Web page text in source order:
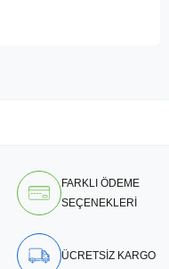
FARKLI ÖDEME
SEÇENEKLERİ
ÜCRETSİZ KARGO